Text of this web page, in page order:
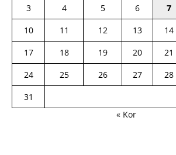
3
4 5 6 7
10
11 12 13 14
17
18 19 20 21
24
25 26 27 28
31
« Kor